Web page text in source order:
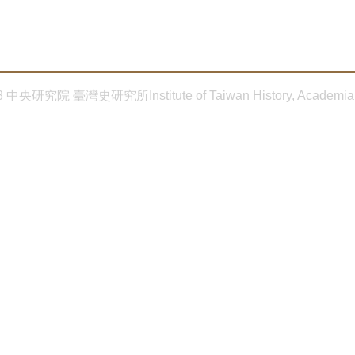
中央研究院 臺灣史研究所Institute of Taiwan History,